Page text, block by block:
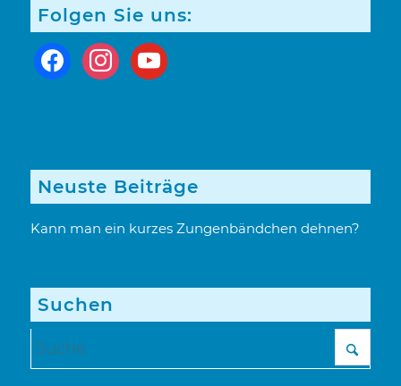
Folgen Sie uns:
facebookinstagramyoutube
Neuste Beiträge
Kann man ein kurzes Zungenbändchen dehnen?
Suchen